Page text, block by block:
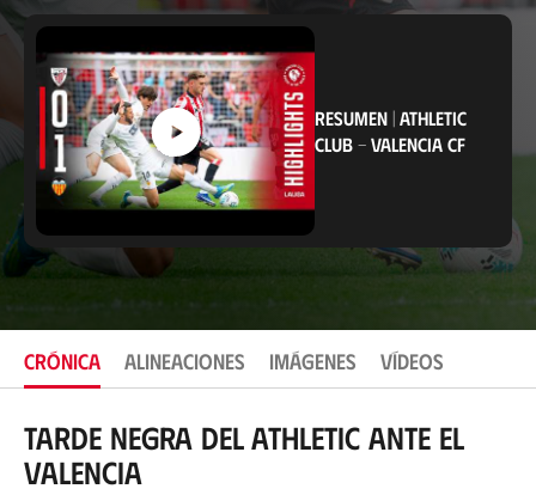
c
a
c
i
ó
n
RESUMEN |ATHLETIC
CLUB -VALENCIA CF
CRÓNICA ALINEACIONES IMÁGENES VÍDEOS
Tarde negra del Athletic ante el
Valencia